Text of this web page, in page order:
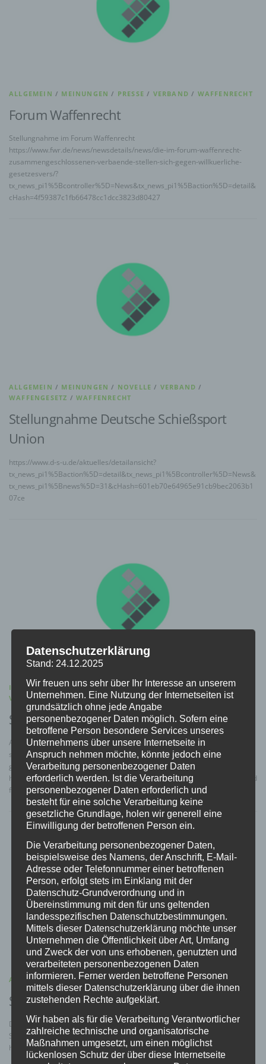
ALLGEMEIN / MEINUNGEN / PRESSE / VERBAND / WAFFENRECHT
Forum Waffenrecht
Stellungnahme im Forum Waffenrecht
https://www.fwr.de/news/newsdetails/news/die-im-forum-waffenrecht-
zusammengeschlossenen-verbaende-stellen-sich-gegen-willkuerliche-
gesetzesvers/?
tx_news_pi1%5Bcontroller%5D=News&tx_news_pi1%5Baction%5D=detail&
cHash=4f59387c1fb66478cc1dcc3823d80427
ALLGEMEIN / MEINUNGEN / NOVELLE / VERBAND /
WAFFENGESETZ /WAFFENRECHT
Stellungnahme Deutsche Schießsport
Union
https://www.d-s-u.de/aktuelles/detailansicht?
tx_news_pi1%5Baction%5D=detail&tx_news_pi1%5Bcontroller%5D=News&
tx_news_pi1%5Bnews%5D=31&cHash=601eb70e64965e91cb9bec2063b1
07ce
ILLEGALE WAFFEN/MEINUNGEN/ NOVELLE/PRESSE/
VERBAND/WAFFENRECHT
Stellungnahme des BDMP zur Novelle
Auch der Bund der Deutschen Militär- und Polizeischützen zeigt sich in
seiner Stellungnahme kritisch den Plänen einer Waffenrechtsverschärfung
gegenüber.
https://www.bdmp.de/fileadmin/user_upload/Zu_SZ_vom_6._Januar_2023.pd
f
ALLGEMEIN/MEINUNGEN /PRESSE/VERBAND
Stellungnahme des BDS zur Novelle
Der Präsident des BDS hat zu den geplanten Veränderungen eine
Stellungnahme abgegeben.
https://www.bdsnet.de/aktuelles/nachrichten.html#544
Datenschutzerklärung
Stand: 24.12.2025
Wir freuen uns sehr über Ihr Interesse an unserem
Unternehmen. Eine Nutzung der Internetseiten ist
grundsätzlich ohne jede Angabe
personenbezogener Daten möglich. Sofern eine
betroffene Person besondere Services unseres
Unternehmens über unsere Internetseite in
Anspruch nehmen möchte, könnte jedoch eine
Verarbeitung personenbezogener Daten
erforderlich werden. Ist die Verarbeitung
personenbezogener Daten erforderlich und
besteht für eine solche Verarbeitung keine
gesetzliche Grundlage, holen wir generell eine
Einwilligung der betroffenen Person ein.
Die Verarbeitung personenbezogener Daten,
beispielsweise des Namens, der Anschrift, E-Mail-
Adresse oder Telefonnummer einer betroffenen
Person, erfolgt stets im Einklang mit der
Datenschutz-Grundverordnung und in
Übereinstimmung mit den für uns geltenden
landesspezifischen Datenschutzbestimmungen.
Mittels dieser Datenschutzerklärung möchte unser
Unternehmen die Öffentlichkeit über Art, Umfang
und Zweck der von uns erhobenen, genutzten und
verarbeiteten personenbezogenen Daten
informieren. Ferner werden betroffene Personen
mittels dieser Datenschutzerklärung über die ihnen
zustehenden Rechte aufgeklärt.
Wir haben als für die Verarbeitung Verantwortlicher
zahlreiche technische und organisatorische
Maßnahmen umgesetzt, um einen möglichst
lückenlosen Schutz der über diese Internetseite